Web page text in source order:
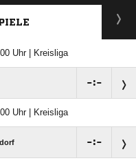
Uhr | Kreisliga
:
Uhr | Kreisliga
: